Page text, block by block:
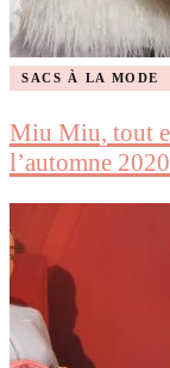
SACS À LA MODE
Miu Miu, tout
l’automne 2020